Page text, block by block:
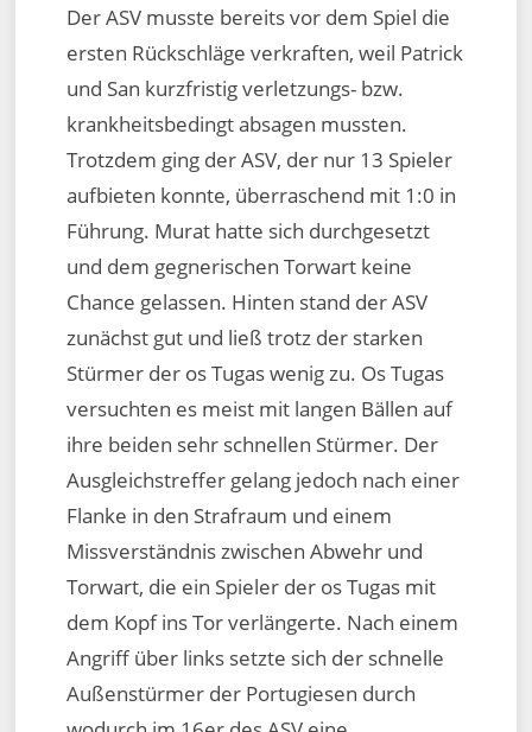
Der ASV musste bereits vor dem Spiel die
ersten Rückschläge verkraften, weil Patrick
und San kurzfristig verletzungs- bzw.
krankheitsbedingt absagen mussten.
Trotzdem ging der ASV, der nur 13 Spieler
aufbieten konnte, überraschend mit 1:0 in
Führung. Murat hatte sich durchgesetzt
und dem gegnerischen Torwart keine
Chance gelassen. Hinten stand der ASV
zunächst gut und ließ trotz der starken
Stürmer der os Tugas wenig zu. Os Tugas
versuchten es meist mit langen Bällen auf
ihre beiden sehr schnellen Stürmer. Der
Ausgleichstreffer gelang jedoch nach einer
Flanke in den Strafraum und einem
Missverständnis zwischen Abwehr und
Torwart, die ein Spieler der os Tugas mit
dem Kopf ins Tor verlängerte. Nach einem
Angriff über links setzte sich der schnelle
Außenstürmer der Portugiesen durch